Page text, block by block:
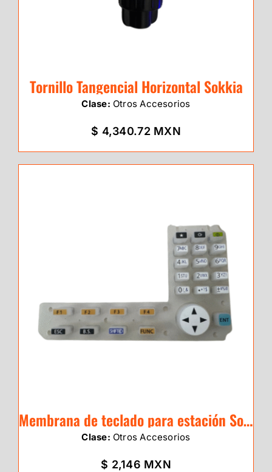
Tornillo Tangencial Horizontal Sokkia
Clase: Otros Accesorios
$ 4,340.72 MXN
Membrana de teclado para estación Sokkia serie IM-50
Clase: Otros Accesorios
$ 2,146 MXN